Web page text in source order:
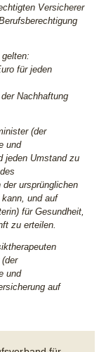
Versicherer
für jeden
Nachhaftung
(der
und
jeden Umstand zu
ursprünglichen
und auf
für Gesundheit,
zu erteilen.
und
auf